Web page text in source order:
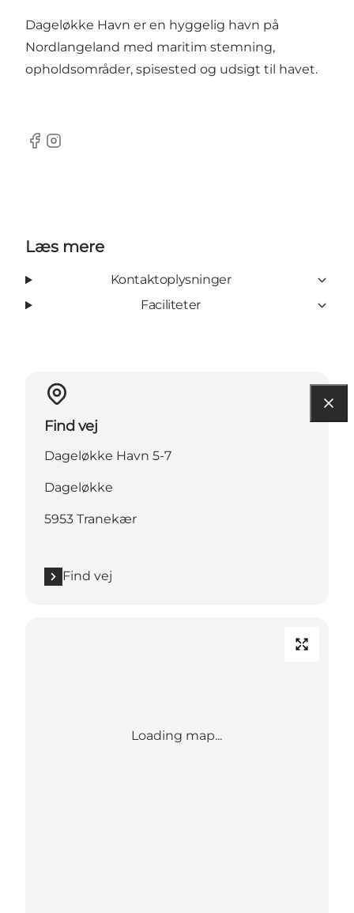
Dageløkke Havn er en hyggelig havn på
Nordlangeland med maritim stemning,
opholdsområder, spisested og udsigt til havet.
Facebook
Instagram
Læs mere
Kontaktoplysninger
Faciliteter
Find vej
Dageløkke Havn 5-7
Dageløkke
5953 Tranekær
Find vej
Loading map...